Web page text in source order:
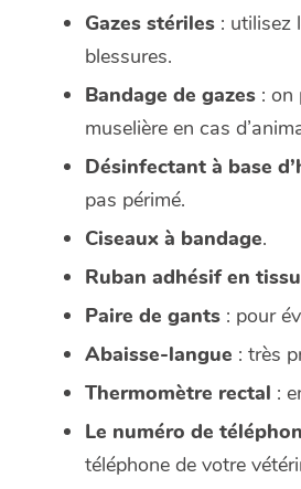
Gazes stériles : utilisez
blessures.
Bandage de gazes : on
muselière en cas
Désinfectant à base
pas périmé.
Ciseaux à bandage.
Ruban adhésif en tissu
Paire de gants : pour
Abaisse-langue : très
Thermomètre rectal :
Le numéro de
téléphone de votre